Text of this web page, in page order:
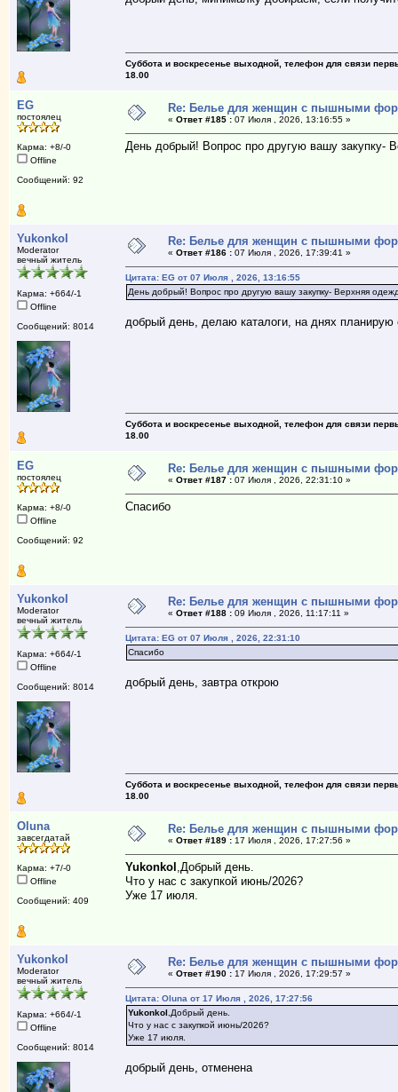
Суббота и воскресенье выходной, телефон для связи
18.00
EG
постоялец
Карма: +8/-0
Offline
Сообщений: 92
Re: Белье для женщин с пышными
« Ответ #185 :07 Июля , 2026, 13:16:55 »
День добрый! Вопрос про другую вашу закупку-
Yukonkol
Moderator
вечный житель
Карма: +664/-1
Offline
Сообщений: 8014
Re: Белье для женщин с пышными
« Ответ #186 :07 Июля , 2026, 17:39:41 »
Цитата: EG от 07 Июля , 2026, 13:16:55
День добрый! Вопрос про другую вашу закупку- Верхняя
добрый день, делаю каталоги, на днях планирую
Суббота и воскресенье выходной, телефон для связи
18.00
EG
постоялец
Карма: +8/-0
Offline
Сообщений: 92
Re: Белье для женщин с пышными
« Ответ #187 :07 Июля , 2026, 22:31:10 »
Спасибо
Yukonkol
Moderator
вечный житель
Карма: +664/-1
Offline
Сообщений: 8014
Re: Белье для женщин с пышными
« Ответ #188 :09 Июля , 2026, 11:17:11 »
Цитата: EG от 07 Июля , 2026, 22:31:10
Спасибо
добрый день, завтра открою
Суббота и воскресенье выходной, телефон для связи
18.00
Oluna
завсегдатай
Карма: +7/-0
Offline
Сообщений: 409
Re: Белье для женщин с пышными
« Ответ #189 :17 Июля , 2026, 17:27:56 »
Yukonkol ,Добрый день.
Что у нас с закупкой июнь/2026?
Уже 17 июля.
Yukonkol
Moderator
вечный житель
Карма: +664/-1
Offline
Сообщений: 8014
Re: Белье для женщин с пышными
« Ответ #190 :17 Июля , 2026, 17:29:57 »
Цитата: Oluna от 17 Июля , 2026, 17:27:56
Yukonkol ,Добрый день.
Что у нас с закупкой июнь/2026?
Уже 17 июля.
добрый день, отменена